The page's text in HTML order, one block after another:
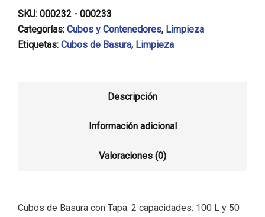
SKU: 000232 - 000233
Categorías: Cubos y Contenedores, Limpieza
Etiquetas: Cubos de Basura, Limpieza
Descripción
Información adicional
Valoraciones (0)
Cubos de Basura con Tapa. 2 capacidades: 100 L y 50